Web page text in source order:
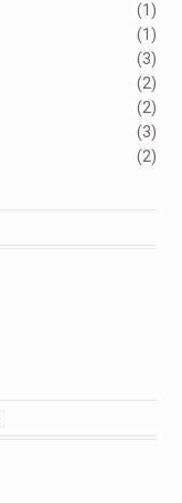
(1)
(1)
(3)
(2)
(2)
(3)
(2)